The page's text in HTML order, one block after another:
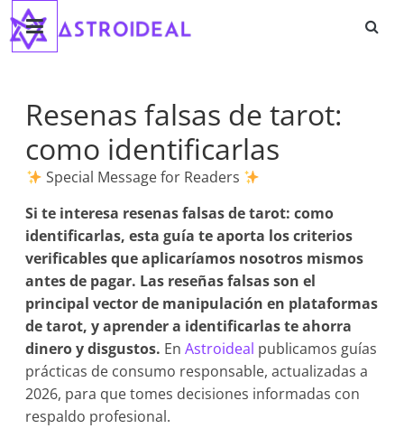
Saltar
contenido
Astroideal
Resenas falsas de tarot:
como identificarlas
Special Message for Readers
Si te interesa resenas falsas de tarot: como
identificarlas, esta guía te aporta los criterios
verificables que aplicaríamos nosotros mismos
antes de pagar. Las reseñas falsas son el
principal vector de manipulación en plataformas
de tarot, y aprender a identificarlas te ahorra
dinero y disgustos. EnAstroideal publicamos guías
prácticas de consumo responsable, actualizadas a
2026, para que tomes decisiones informadas con
respaldo profesional.